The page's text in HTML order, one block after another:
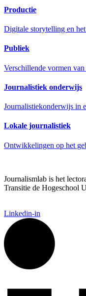
Productie
Digitale storytelling en
Publiek
Verschillende vormen
Journalistiek onderwijs
Journalistiekonderwijs in
Lokale journalistiek
Ontwikkelingen op het
Journalismlab is het
Transitie de Hogeschool
Linkedin-in